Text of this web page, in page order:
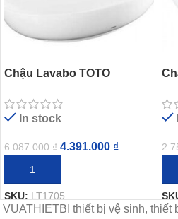
Chậu Lavabo TOTO
In stock
6.087.000₫ 4.391.000 ₫
THÊM VÀO GIỎ HÀNG
SKU:LT1705
VUATHIETBI thiết bị vệ sinh, thiết